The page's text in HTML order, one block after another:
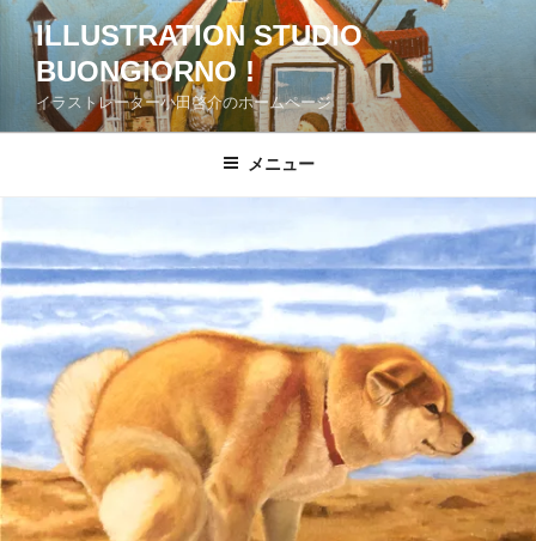
ツ
ッ
プ
ILLUSTRATION STUDIO
BUONGIORNO !
イラストレーター小田啓介のホームページ
メニュー